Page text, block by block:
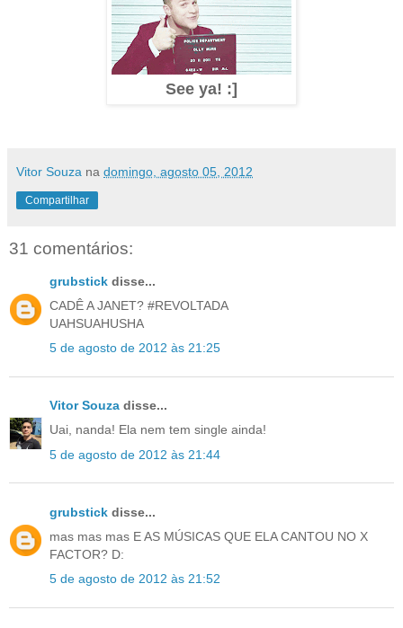
See ya! :]
Vitor Souza na domingo, agosto 05, 2012
Compartilhar
31 comentários:
grubstick disse...
CADÊ A JANET? #REVOLTADA
UAHSUAHUSHA
5 de agosto de 2012 às 21:25
Vitor Souza disse...
Uai, nanda! Ela nem tem single ainda!
5 de agosto de 2012 às 21:44
grubstick disse...
mas mas mas E AS MÚSICAS QUE ELA CANTOU NO X
FACTOR? D:
5 de agosto de 2012 às 21:52